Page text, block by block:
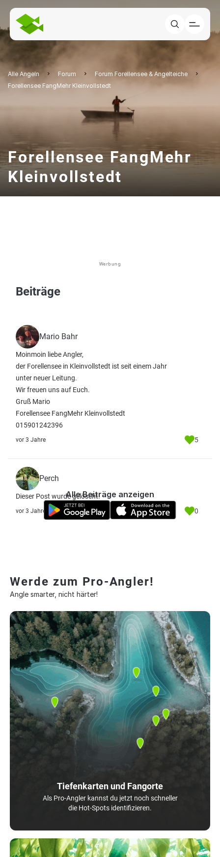
Alle Angeln Forum
Forum Forellensee & Angelteiche
Forellensee FangMehr Kleinvollstedt
Forellensee FangMehr
Kleinvollstedt
Werbung
Beiträge
Mario Bahr
Moinmoin liebe Angler,
der Forellensee in Kleinvollstedt ist seit einem Jahr
unter neuer Leitung.
Wir freuen uns auf Euch.
Gruß Mario
Forellensee FangMehr Kleinvollstedt
015901242396
vor 3 Jahre 5
Perch
Dieser Post wurde gelöscht.
vor 3 Jahre 0
Alle Beiträge anzeigen
Werde zum Pro-Angler!
Angle smarter, nicht härter!
Tiefenkarten und Fangorte
Als Pro-Angler kannst du jetzt noch schneller
die Hot-Spots identifizieren.